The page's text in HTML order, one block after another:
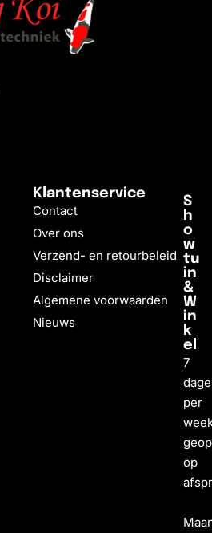
Klantenservice
Contact
Over ons
Verzend- en retourbeleid
Disclaimer
Algemene voorwaarden
Nieuws
S
h
o
w
tu
in
&
W
in
k
el
7
per
op